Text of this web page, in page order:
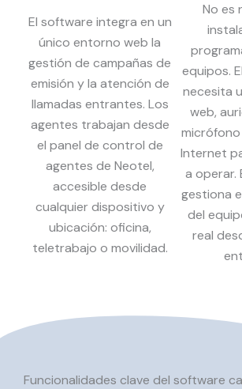
El software integra en un
único entorno web la
gestión de campañas de
emisión y la atención de
llamadas entrantes. Los
agentes trabajan desde
el panel de control de
agentes de Neotel,
accesible desde
cualquier dispositivo y
ubicación: oficina,
teletrabajo o movilidad.
No es
equipos.
necesita
web,
Internet
a operar.
gestiona
del
real
Funcionalidades clave del software